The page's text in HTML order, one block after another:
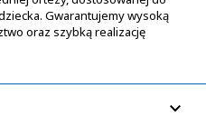
Gwarantujemy wysoką
oraz szybką realizację
